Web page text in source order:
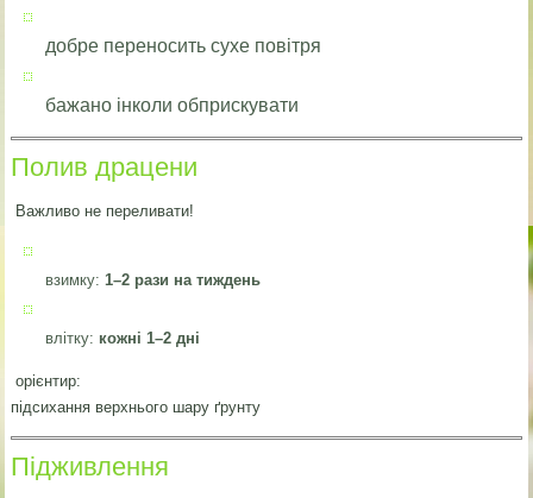
добре переносить сухе повітря
бажано інколи обприскувати
Полив драцени
Важливо не переливати!
взимку: 1–2 рази на тиждень
влітку: кожні 1–2 дні
орієнтир:
підсихання верхнього шару ґрунту
Підживлення